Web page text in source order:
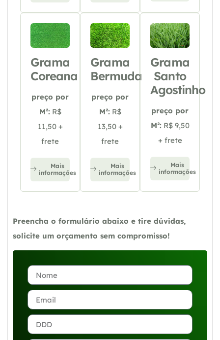
Grama
Coreana
preço por
M²: R$
11,50 +
frete
Mais
informações
Grama
Bermuda
preço por
M²: R$
13,50 +
frete
Mais
informações
Grama
Santo
Agostinho
preço por
M²: R$ 9,50
+ frete
Mais
informações
Preencha o formulário abaixo e tire dúvidas,
solicite um orçamento sem compromisso!